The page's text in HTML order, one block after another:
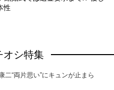
性
オシ特集
二“両片思い”にキュンが止まら